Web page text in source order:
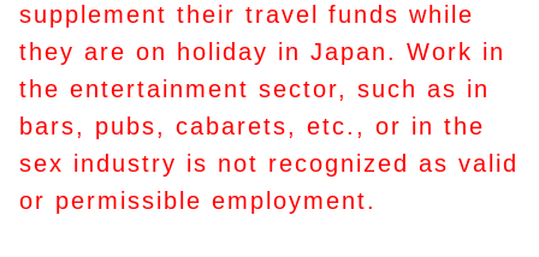
supplement their travel funds while
they are on holiday in Japan. Work in
the entertainment sector, such as in
bars, pubs, cabarets, etc., or in the
sex industry is not recognized as valid
or permissible employment.